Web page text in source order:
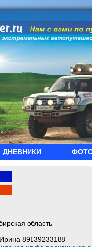
ДНЕВНИКИ
область
89139233188